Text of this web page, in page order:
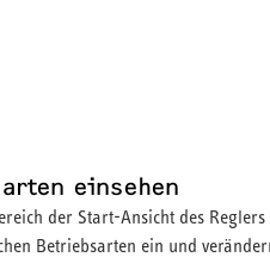
einsehen
der Start-Ansicht des Reglers
Betriebsarten ein und